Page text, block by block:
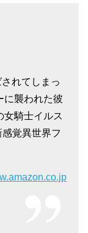
れてしまっ
に襲われた彼
女騎士イルス
覚異世界フ